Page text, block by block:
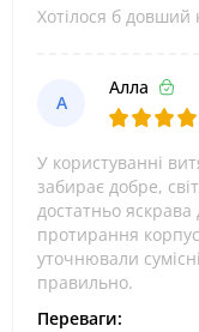
Хотілося б довший
А
Алла
У користуванні
забирає добре,
достатньо яскрава
протирання
уточнювали
правильно.
Переваги: